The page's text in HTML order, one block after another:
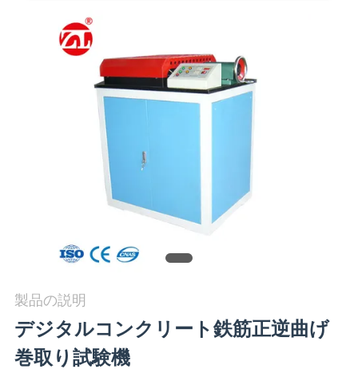
私
達
に
製品の説明
デジタルコンクリート鉄筋正逆曲げ
巻取り試験機